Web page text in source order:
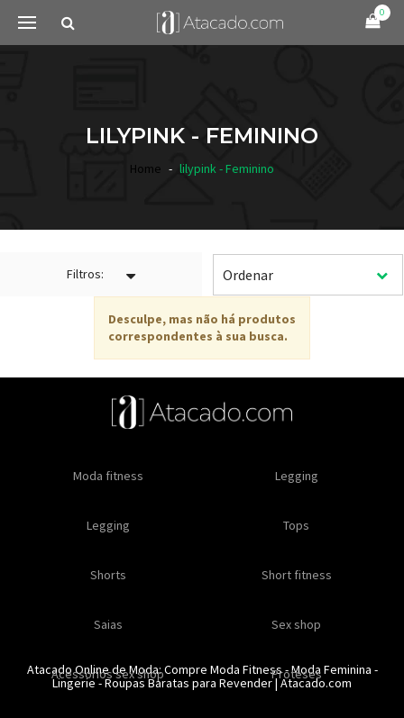
0
LILYPINK - FEMININO
Home lilypink - Feminino
Filtros:
Desculpe, mas não há produtos
correspondentes à sua busca.
Especial natal Toda loja
Feminino Moda feminina
Moda feminina Moda íntima
Moda fitness Moda praia
Plus size Acessórios femininos
Masculino Moda masculino
Moda masculina Moda intima masculina
Acessórios masculinos Moda íntima
Calcinhas Soutiens
Conjuntos Modeladores
Moda fitness Legging
Legging Tops
Shorts Short fitness
Saias Sex shop
Acessorios sex shop Proteses
Oleos e cremes Comestiveis
Kits Lançamentos
Ofertas Roupas para revender
Atacado Online de Moda: Compre Moda Fitness-Moda Feminina -
Lingerie-Roupas Baratas para Revender| Atacado.com